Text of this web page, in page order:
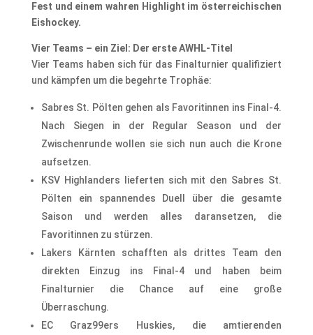
Fest und einem wahren Highlight im österreichischen
Eishockey.
Vier Teams – ein Ziel: Der erste AWHL-Titel
Vier Teams haben sich für das Finalturnier qualifiziert
und kämpfen um die begehrte Trophäe:
Sabres St. Pölten gehen als Favoritinnen ins Final-4.
Nach Siegen in der Regular Season und der
Zwischenrunde wollen sie sich nun auch die Krone
aufsetzen.
KSV Highlanders lieferten sich mit den Sabres St.
Pölten ein spannendes Duell über die gesamte
Saison und werden alles daransetzen, die
Favoritinnen zu stürzen.
Lakers Kärnten schafften als drittes Team den
direkten Einzug ins Final-4 und haben beim
Finalturnier die Chance auf eine große
Überraschung.
EC Graz99ers Huskies, die amtierenden